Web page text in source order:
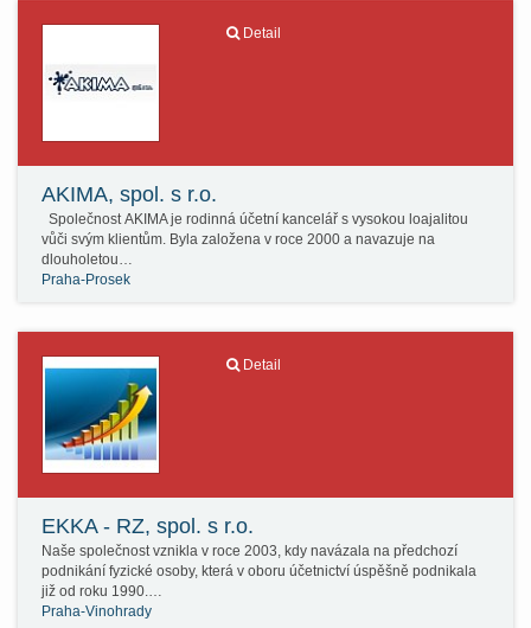
Detail
AKIMA, spol. s r.o.
Společnost AKIMA je rodinná účetní kancelář s vysokou loajalitou
vůči svým klientům. Byla založena v roce 2000 a navazuje na
dlouholetou…
Praha-Prosek
Detail
EKKA - RZ, spol. s r.o.
Naše společnost vznikla v roce 2003, kdy navázala na předchozí
podnikání fyzické osoby, která v oboru účetnictví úspěšně podnikala
již od roku 1990.…
Praha-Vinohrady